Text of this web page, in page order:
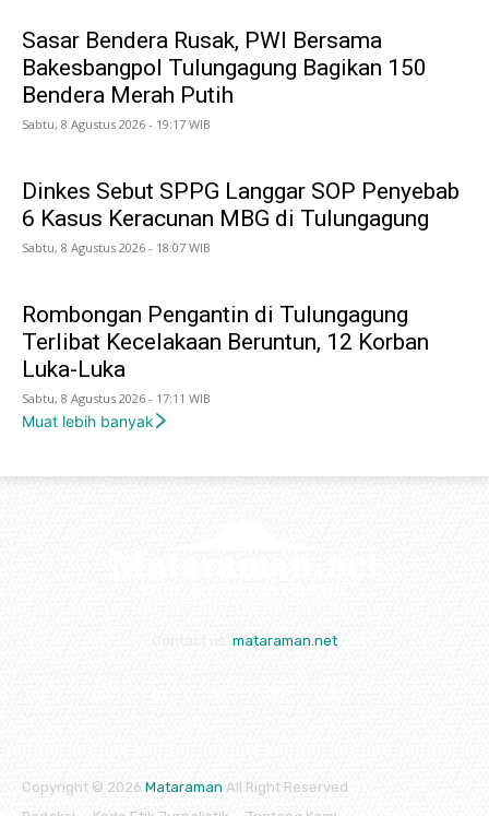
Sasar Bendera Rusak, PWI Bersama
Bakesbangpol Tulungagung Bagikan 150
Bendera Merah Putih
Sabtu, 8 Agustus 2026 - 19:17 WIB
Dinkes Sebut SPPG Langgar SOP Penyebab
6 Kasus Keracunan MBG di Tulungagung
Sabtu, 8 Agustus 2026 - 18:07 WIB
Rombongan Pengantin di Tulungagung
Terlibat Kecelakaan Beruntun, 12 Korban
Luka-Luka
Sabtu, 8 Agustus 2026 - 17:11 WIB
Muat lebih banyak
mataraman.net
Copyright © 2026 Mataraman All Right Reserved